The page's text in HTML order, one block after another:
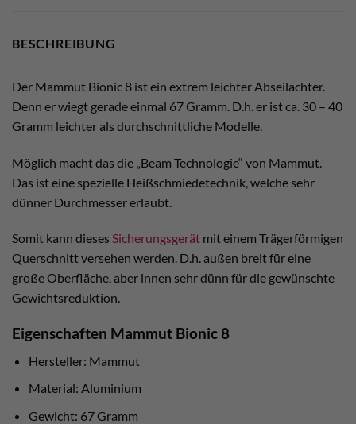
BESCHREIBUNG
Der Mammut Bionic 8 ist ein extrem leichter Abseilachter.
Denn er wiegt gerade einmal 67 Gramm. D.h. er ist ca. 30 – 40
Gramm leichter als durchschnittliche Modelle.
Möglich macht das die „Beam Technologie“ von Mammut.
Das ist eine spezielle Heißschmiedetechnik, welche sehr
dünner Durchmesser erlaubt.
Somit kann dieses Sicherungsgerät mit einem Trägerförmigen
Querschnitt versehen werden. D.h. außen breit für eine
große Oberfläche, aber innen sehr dünn für die gewünschte
Gewichtsreduktion.
Eigenschaften Mammut Bionic 8
Hersteller: Mammut
Material: Aluminium
Gewicht: 67 Gramm